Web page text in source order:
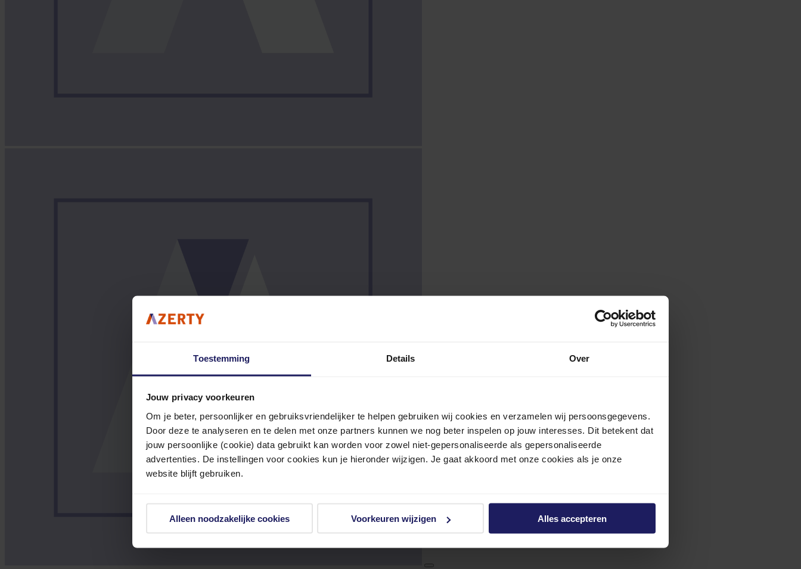
Toestemming Details Over
Jouw privacy voorkeuren
Om je beter, persoonlijker en gebruiksvriendelijker te helpen gebruiken wij cookies en verzamelen wij persoonsgegevens.
Door deze te analyseren en te delen met onze partners kunnen we nog beter inspelen op jouw interesses. Dit betekent dat
jouw persoonlijke (cookie) data gebruikt kan worden voor zowel niet-gepersonaliseerde als gepersonaliseerde
advertenties. De instellingen voor cookies kun je hieronder wijzigen. Je gaat akkoord met onze cookies als je onze
website blijft gebruiken.
Alleen noodzakelijke cookies Voorkeuren wijzigen Alles accepteren